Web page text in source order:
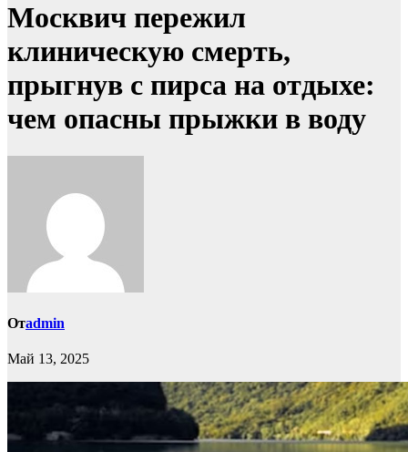
Москвич пережил
клиническую смерть,
прыгнув с пирса на отдыхе:
чем опасны прыжки в воду
Отadmin
Май 13, 2025